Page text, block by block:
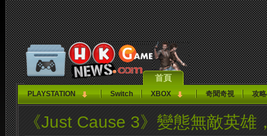
首頁
PLAYSTATION Switch XBOX 奇聞奇視 攻
《Just Cause 3》變態無敵英雄